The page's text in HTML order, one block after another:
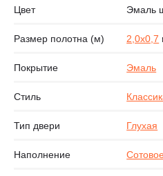
Цвет Эмаль
Размер полотна (м) 2,0х0,7
Покрытие Эмаль
Стиль
Тип двери Глухая
Наполнение